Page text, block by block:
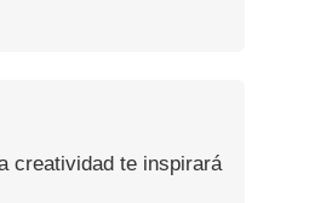
creatividad te inspirará